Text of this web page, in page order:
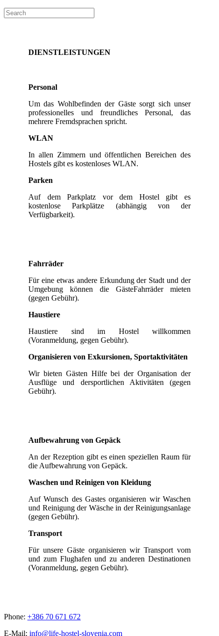
DIENSTLEISTUNGEN
Personal
Um das Wohlbefinden der Gäste sorgt sich unser
professionelles und freundliches Personal, das
mehrere Fremdsprachen spricht.
WLAN
In allen Zimmern und öffentlichen Bereichen des
Hostels gibt es kostenloses WLAN.
Parken
Auf dem Parkplatz vor dem Hostel gibt es
kostenlose Parkplätze (abhängig von der
Verfügbarkeit).
Fahrräder
Für eine etwas andere Erkundung der Stadt und der
Umgebung können die GästeFahrräder mieten
(gegen Gebühr).
Haustiere
Haustiere sind im Hostel willkommen
(Voranmeldung, gegen Gebühr).
Organisieren von Exkursionen, Sportaktivitäten
Wir bieten Gästen Hilfe bei der Organisation der
Ausflüge und dersportlichen Aktivitäten (gegen
Gebühr).
Aufbewahrung von Gepäck
An der Rezeption gibt es einen speziellen Raum für
die Aufbewahrung von Gepäck.
Waschen und Reinigen von Kleidung
Auf Wunsch des Gastes organisieren wir Waschen
und Reinigung der Wäsche in der Reinigungsanlage
(gegen Gebühr).
Transport
Für unsere Gäste organisieren wir Transport vom
und zum Flughafen und zu anderen Destinationen
(Voranmeldung, gegen Gebühr).
Phone: +386 70 671 672
E-Mail: info@life-hostel-slovenia.com